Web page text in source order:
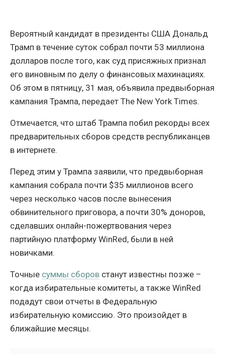
Вероятный кандидат в президенты США Дональд
Трамп в течение суток собрал почти 53 миллиона
долларов после того, как суд присяжных признал
его виновным по делу о финансовых махинациях.
Об этом в пятницу, 31 мая, объявила предвыборная
кампания Трампа, передает The New York Times.
Отмечается, что штаб Трампа побил рекорды всех
предварительных сборов средств республиканцев
в интернете.
Перед этим у Трампа заявили, что предвыборная
кампания собрала почти $35 миллионов всего
через несколько часов после вынесения
обвинительного приговора, а почти 30% доноров,
сделавших онлайн-пожертвования через
партийную платформу WinRed, были в ней
новичками.
Точные суммы сборов станут известны позже –
когда избирательные комитеты, а также WinRed
подадут свои отчеты в Федеральную
избирательную комиссию. Это произойдет в
ближайшие месяцы.